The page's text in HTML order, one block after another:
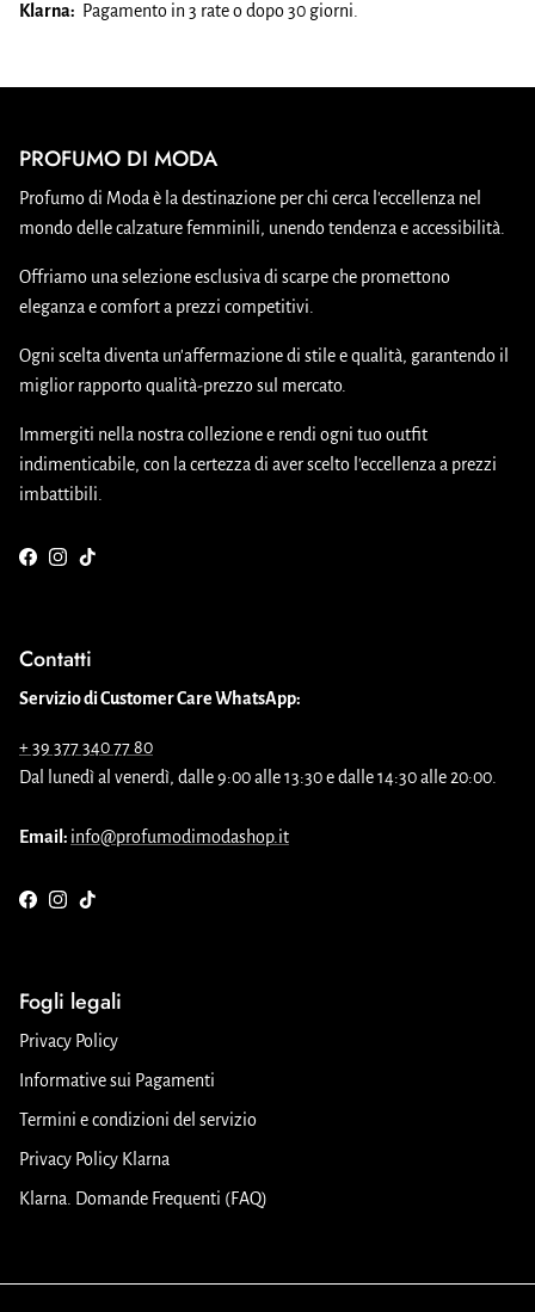
Klarna: Pagamento in 3 rate o dopo 30 giorni.
PROFUMO DI MODA
Profumo di Moda è la destinazione per chi cerca l'eccellenza nel
mondo delle calzature femminili, unendo tendenza e accessibilità.
Offriamo una selezione esclusiva di scarpe che promettono
eleganza e comfort a prezzi competitivi.
Ogni scelta diventa un'affermazione di stile e qualità, garantendo il
miglior rapporto qualità-prezzo sul mercato.
Immergiti nella nostra collezione e rendi ogni tuo outfit
indimenticabile, con la certezza di aver scelto l'eccellenza a prezzi
imbattibili.
Facebook
Instagram
TikTok
Contatti
Servizio di Customer Care WhatsApp:
+ 39 377 340 77 80
Dal lunedì al venerdì, dalle 9:00 alle 13:30 e dalle 14:30 alle 20:00.
Email: info@profumodimodashop.it
Facebook
Instagram
TikTok
Fogli legali
Privacy Policy
Informative sui Pagamenti
Termini e condizioni del servizio
Privacy Policy Klarna
Klarna. Domande Frequenti (FAQ)